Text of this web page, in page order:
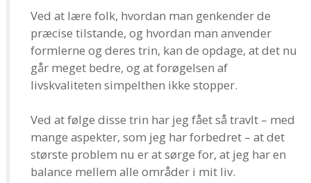
Ved at lære folk, hvordan man genkender de
præcise tilstande, og hvordan man anvender
formlerne og deres trin, kan de opdage, at det nu
går meget bedre, og at forøgelsen af
livskvaliteten simpelthen ikke stopper.
Ved at følge disse trin har jeg fået så travlt – med
mange aspekter, som jeg har forbedret – at det
største problem nu er at sørge for, at jeg har en
balance mellem alle områder i mit liv.